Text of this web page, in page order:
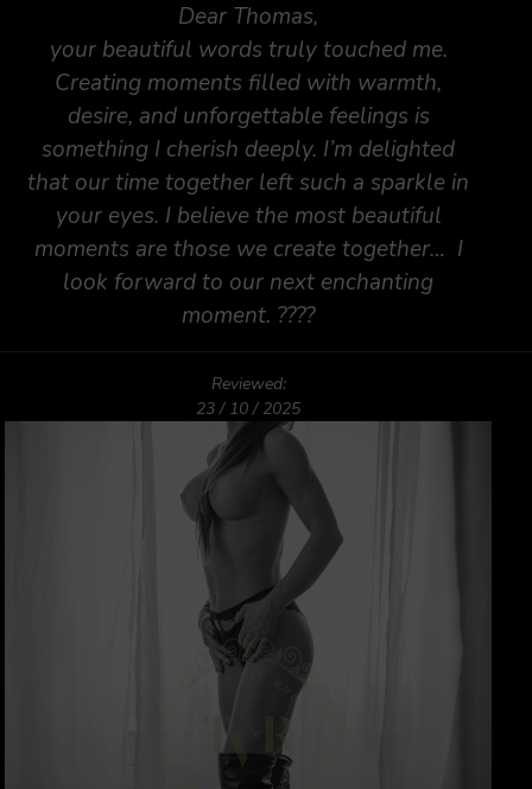
Dear Thomas,
your beautiful words truly touched me.
Creating moments filled with warmth,
desire, and unforgettable feelings is
something I cherish deeply. I’m delighted
that our time together left such a sparkle in
your eyes. I believe the most beautiful
moments are those we create together… I
look forward to our next enchanting
moment. ????
Reviewed:
23 / 10 / 2025